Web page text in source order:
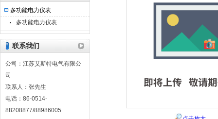
多功能电力仪表
多功能电力仪表
联系我们
公司：江苏艾斯特电气有限公
司
联系人：张先生
电话：86-0514-
88208877/88986005